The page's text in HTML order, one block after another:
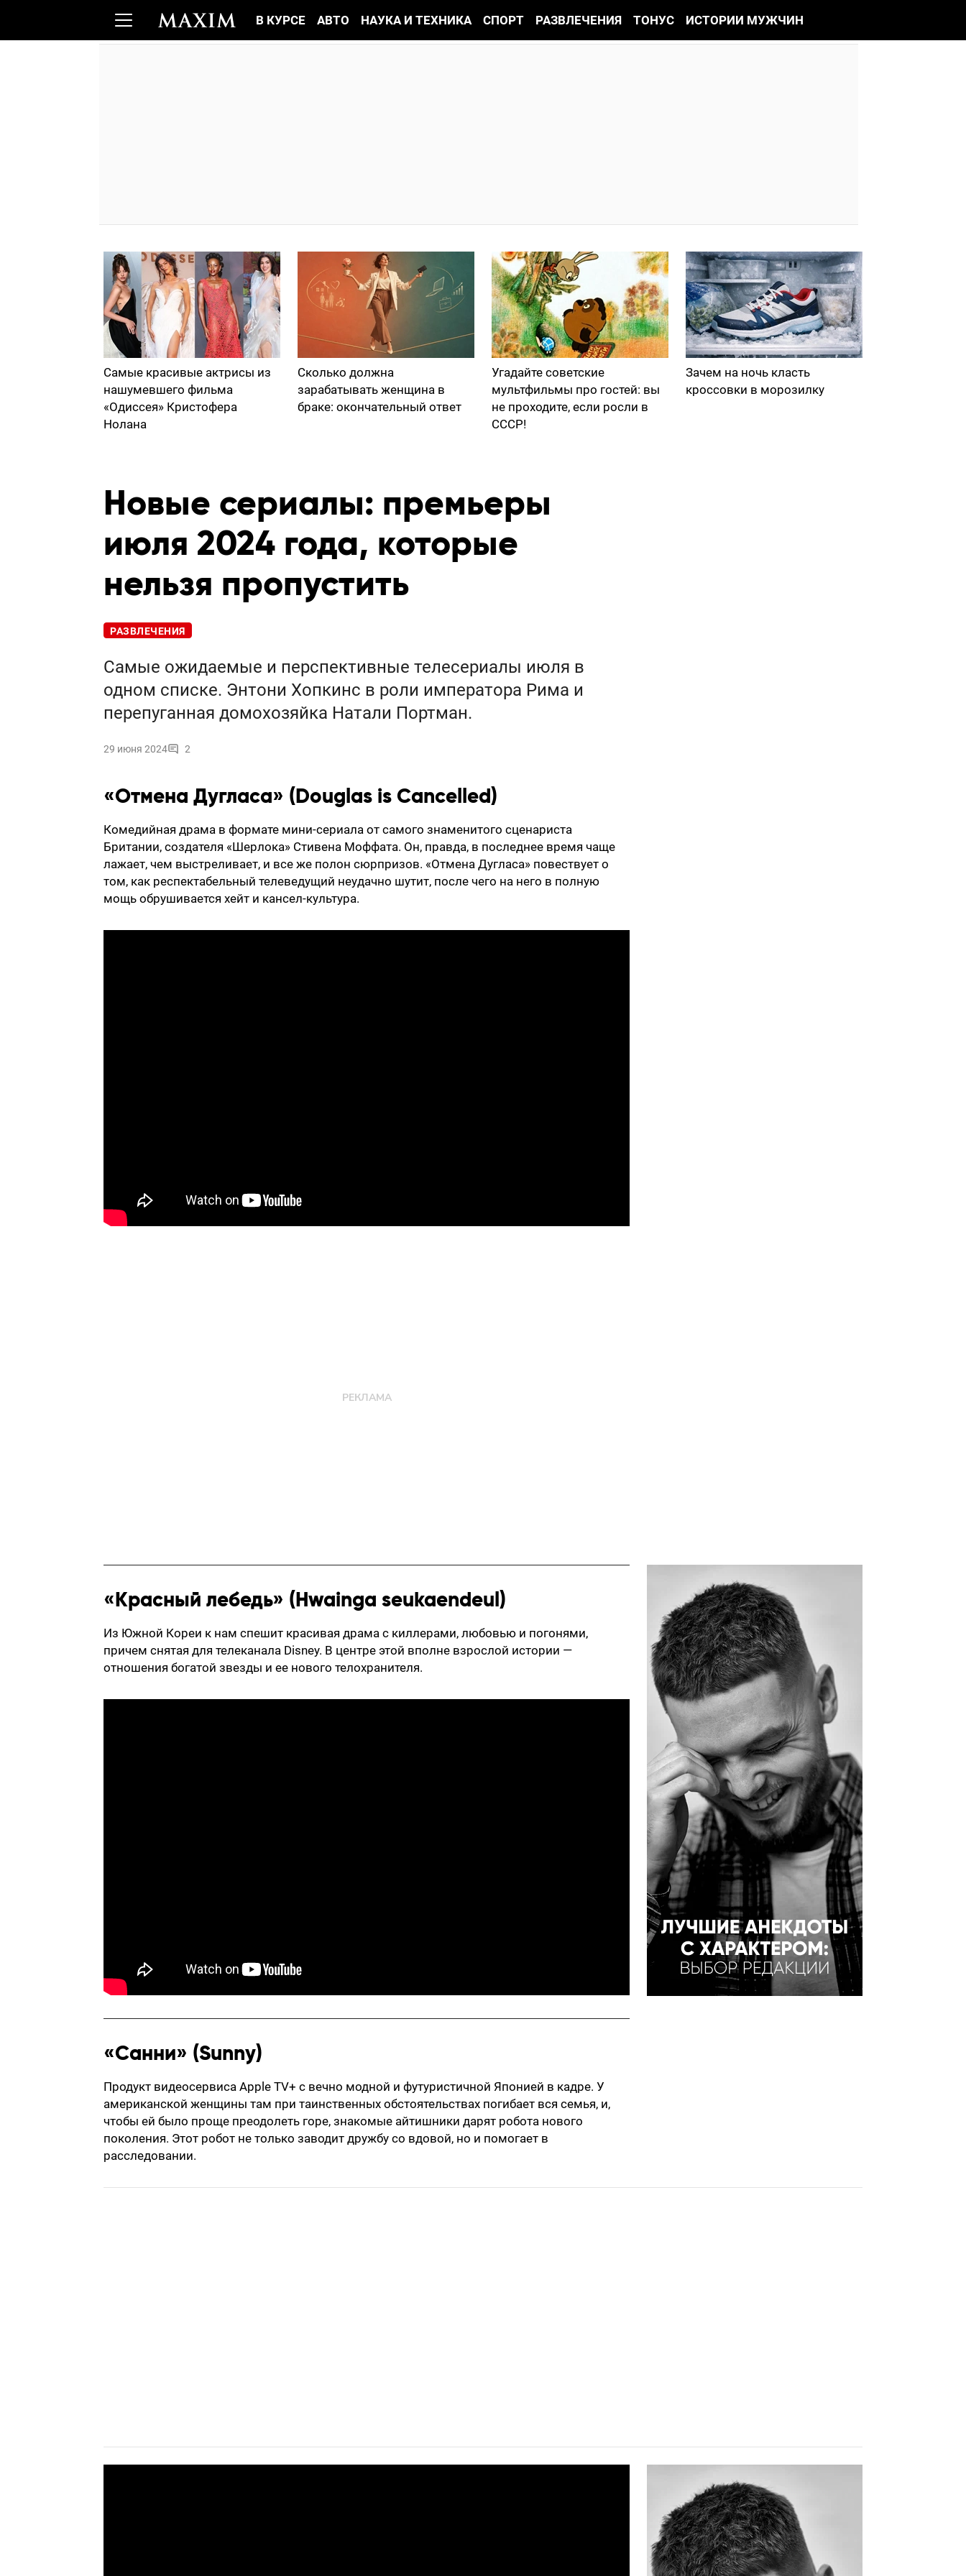
В КУРСЕ АВТО НАУКА И ТЕХНИКА СПОРТ РАЗВЛЕЧЕНИЯ ТОНУС ИСТОРИИ МУЖЧИН
Самые красивые актрисы из
нашумевшего фильма
«Одиссея» Кристофера
Нолана
Сколько должна
зарабатывать женщина в
браке: окончательный ответ
Угадайте советские
мультфильмы про гостей: вы
не проходите, если росли в
СССР!
Зачем на ночь класть
кроссовки в морозилку
Новые сериалы: премьеры
июля 2024 года, которые
нельзя пропустить
РАЗВЛЕЧЕНИЯ
Самые ожидаемые и перспективные телесериалы июля в
одном списке. Энтони Хопкинс в роли императора Рима и
перепуганная домохозяйка Натали Портман.
29 июня 2024 2
«Отмена Дугласа» (Douglas is Cancelled)
Комедийная драма в формате мини-сериала от самого знаменитого сценариста
Британии, создателя «Шерлока» Стивена Моффата. Он, правда, в последнее время чаще
лажает, чем выстреливает, и все же полон сюрпризов. «Отмена Дугласа» повествует о
том, как респектабельный телеведущий неудачно шутит, после чего на него в полную
мощь обрушивается хейт и кансел-культура.
«Красный лебедь» (Hwainga seukaendeul)
Из Южной Кореи к нам спешит красивая драма с киллерами, любовью и погонями,
причем снятая для телеканала Disney. В центре этой вполне взрослой истории —
отношения богатой звезды и ее нового телохранителя.
«Санни» (Sunny)
Продукт видеосервиса Apple TV+ с вечно модной и футуристичной Японией в кадре. У
американской женщины там при таинственных обстоятельствах погибает вся семья, и,
чтобы ей было проще преодолеть горе, знакомые айтишники дарят робота нового
поколения. Этот робот не только заводит дружбу со вдовой, но и помогает в
расследовании.